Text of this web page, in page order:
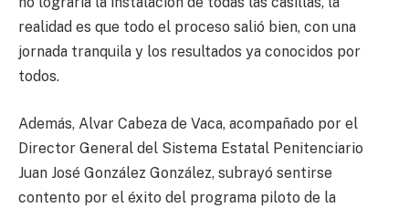
realidad es que todo el proceso salió bien, con una
jornada tranquila y los resultados ya conocidos por
todos.
Además, Alvar Cabeza de Vaca, acompañado por el
Director General del Sistema Estatal Penitenciario
Juan José González González, subrayó sentirse
contento por el éxito del programa piloto de la